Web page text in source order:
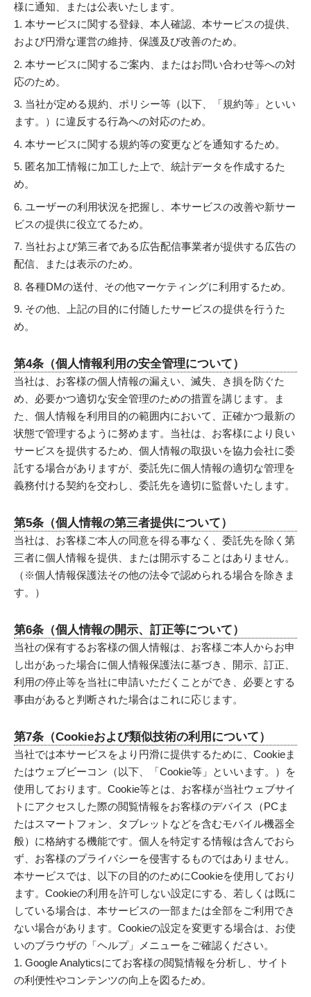
様に通知、または公表いたします。
本サービスに関する登録、本人確認、本サービスの提供、
および円滑な運営の維持、保護及び改善のため。
本サービスに関するご案内、またはお問い合わせ等への対
応のため。
当社が定める規約、ポリシー等（以下、「規約等」といい
ます。）に違反する行為への対応のため。
本サービスに関する規約等の変更などを通知するため。
匿名加工情報に加工した上で、統計データを作成するた
め。
ユーザーの利用状況を把握し、本サービスの改善や新サー
ビスの提供に役立てるため。
当社および第三者である広告配信事業者が提供する広告の
配信、または表示のため。
各種DMの送付、その他マーケティングに利用するため。
その他、上記の目的に付随したサービスの提供を行うた
め。
第4条（個人情報利用の安全管理について）
当社は、お客様の個人情報の漏えい、滅失、き損を防ぐた
め、必要かつ適切な安全管理のための措置を講じます。ま
た、個人情報を利用目的の範囲内において、正確かつ最新の
状態で管理するように努めます。当社は、お客様により良い
サービスを提供するため、個人情報の取扱いを協力会社に委
託する場合がありますが、委託先に個人情報の適切な管理を
義務付ける契約を交わし、委託先を適切に監督いたします。
第5条（個人情報の第三者提供について）
当社は、お客様ご本人の同意を得る事なく、委託先を除く第
三者に個人情報を提供、または開示することはありません。
（※個人情報保護法その他の法令で認められる場合を除きま
す。）
第6条（個人情報の開示、訂正等について）
当社の保有するお客様の個人情報は、お客様ご本人からお申
し出があった場合に個人情報保護法に基づき、開示、訂正、
利用の停止等を当社に申請いただくことができ、必要とする
事由があると判断された場合はこれに応じます。
第7条（Cookieおよび類似技術の利用について）
当社では本サービスをより円滑に提供するために、Cookieま
たはウェブビーコン（以下、「Cookie等」といいます。）を
使用しております。Cookie等とは、お客様が当社ウェブサイ
トにアクセスした際の閲覧情報をお客様のデバイス（PCま
たはスマートフォン、タブレットなどを含むモバイル機器全
般）に格納する機能です。個人を特定する情報は含んでおら
ず、お客様のプライバシーを侵害するものではありません。
本サービスでは、以下の目的のためにCookieを使用しており
ます。Cookieの利用を許可しない設定にする、若しくは既に
している場合は、本サービスの一部または全部をご利用でき
ない場合があります。Cookieの設定を変更する場合は、お使
いのブラウザの「ヘルプ」メニューをご確認ください。
Google Analyticsにてお客様の閲覧情報を分析し、サイト
の利便性やコンテンツの向上を図るため。